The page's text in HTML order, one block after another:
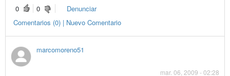
0
0
Denunciar
Comentarios (0) | Nuevo Comentario
marcomoreno51
mar. 06, 2009 - 02:28